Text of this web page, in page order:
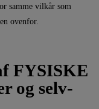
samme vilkår som
ovenfor.
FYSISKE
og selv-